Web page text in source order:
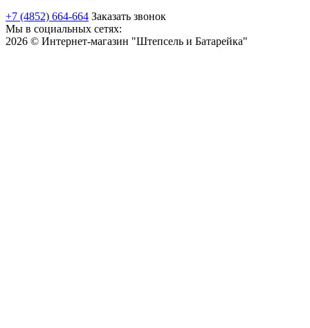
+7 (4852) 664-664 Заказать звонок
Мы в социальных сетях:
2026 © Интернет-магазин "Штепсель и Батарейка"